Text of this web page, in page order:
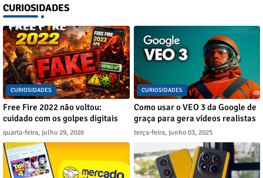
CURIOSIDADES
CURIOSIDADES
Free Fire 2022 não voltou:
cuidado com os golpes digitais
quarta-feira, julho 29, 2026
CURIOSIDADES
Como usar o VEO 3 da Google de
graça para gera vídeos realistas
terça-feira, junho 03, 2025